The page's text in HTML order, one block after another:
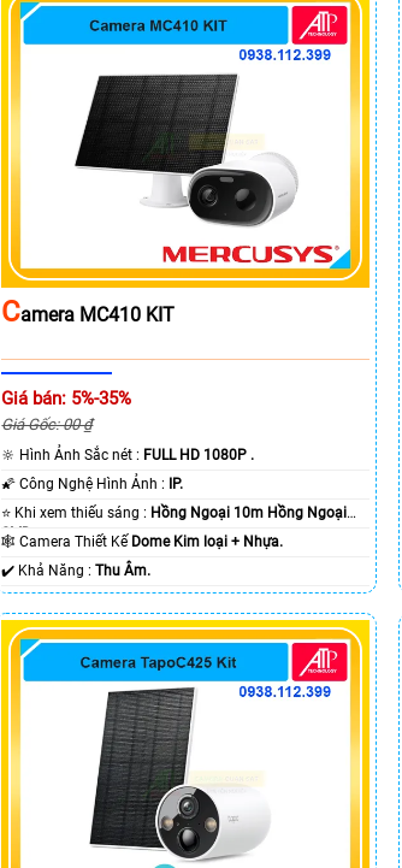
CAmera MC410 KIT
Giá bán: 5%-35%
Giá Gốc: 00 ₫
🔆 Hình Ảnh Sắc nét : FULL HD 1080P .
🌠 Công Nghệ Hình Ảnh :
IP.
⭐ Khi xem thiếu sáng : Hồng Ngoại 10m Hồng Ngoại
SMD.🕸️ Camera Thiết Kế Dome Kim loại + Nhựa.
️✔️ Khả Năng :Thu Âm.